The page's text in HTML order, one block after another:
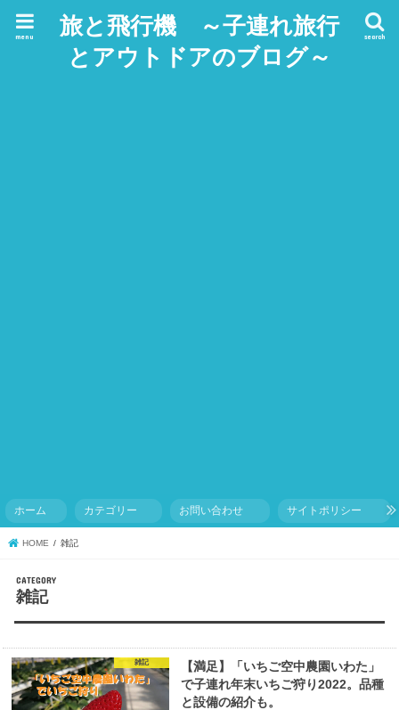
旅と飛行機 ～子連れ旅行
とアウトドアのブログ～
search
menu
ホーム カテゴリー お問い合わせ サイトポリシー
HOME 雑記
雑記
雑記
【満足】「いちご空中農園いわた」
で子連れ年末いちご狩り2022。品種
と設備の紹介も。